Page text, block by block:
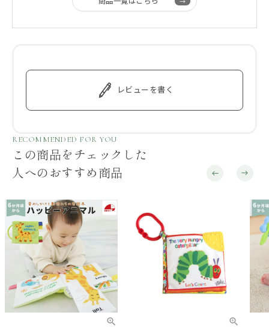
レビューを書く
RECOMMENDED FOR YOU
この商品をチェックした
人へのおすすめ商品